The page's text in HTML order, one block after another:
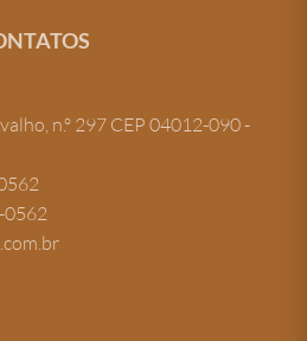
n.º 297 CEP 04012-090 -
0562